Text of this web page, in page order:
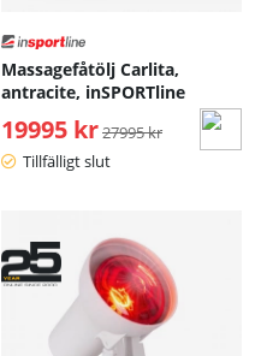
Massagefåtölj Carlita,
antracite, inSPORTline
19995 kr Ordinarie pris:
27995 kr
Tillfälligt slut